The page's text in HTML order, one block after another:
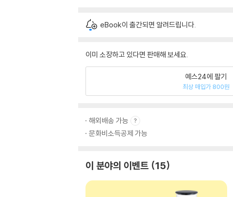
eBook이 출간되면 알려드립니다.
이미 소장하고 있다면 판매해 보세요.
예스24에 팔기
최상 매입가 800원
해외배송 가능
문화비소득공제 가능
이 분야의 이벤트 15